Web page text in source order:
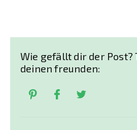
Wie gefällt dir der Post?
deinen freunden: